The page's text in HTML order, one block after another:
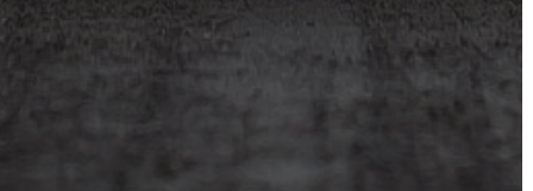
TÁJÉKOZTATÓK